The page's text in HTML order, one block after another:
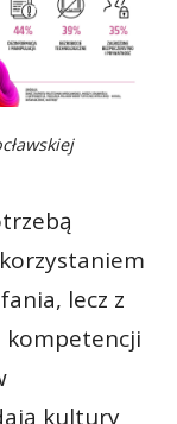
lecz z
kompetencji
kultury